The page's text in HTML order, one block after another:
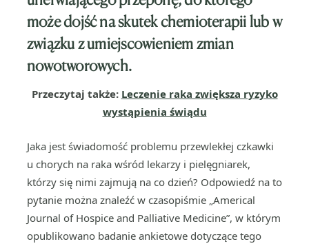
może dojść na skutek chemioterapii lub w
związku z umiejscowieniem zmian
nowotworowych.
Przeczytaj także: Leczenie raka zwiększa ryzyko
wystąpienia świądu
Jaka jest świadomość problemu przewlekłej czkawki
u chorych na raka wśród lekarzy i pielęgniarek,
którzy się nimi zajmują na co dzień? Odpowiedź na to
pytanie można znaleźć w czasopiśmie „Americal
Journal of Hospice and Palliative Medicine”, w którym
opublikowano badanie ankietowe dotyczące tego